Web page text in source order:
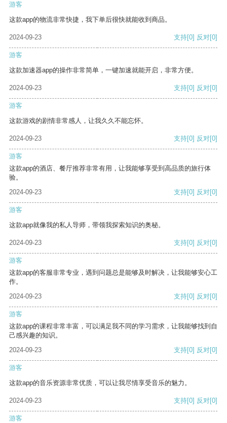
游客
这款app的物流非常快捷，我下单后很快就能收到商品。
2024-09-23 支持[0] 反对[0]
游客
这款加速器app的操作非常简单，一键加速就能开启，非常方便。
2024-09-23 支持[0] 反对[0]
游客
这款游戏的剧情非常感人，让我久久不能忘怀。
2024-09-23 支持[0] 反对[0]
游客
这款app的酒店、餐厅推荐非常有用，让我能够享受到高品质的旅行体
验。
2024-09-23
支持[0] 反对[0]
游客
这款app就像我的私人导师，带领我探索知识的奥秘。
2024-09-23 支持[0] 反对[0]
游客
这款app的客服非常专业，遇到问题总是能够及时解决，让我能够安心工
作。
2024-09-23
支持[0] 反对[0]
游客
这款app的课程非常丰富，可以满足我不同的学习需求，让我能够找到自
己感兴趣的知识。
2024-09-23
支持[0] 反对[0]
游客
这款app的音乐资源非常优质，可以让我尽情享受音乐的魅力。
2024-09-23 支持[0] 反对[0]
游客